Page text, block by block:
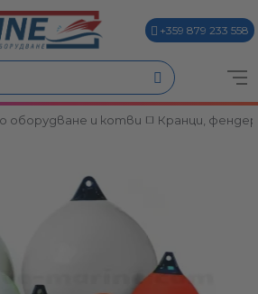
+359 879 233 558
оборудване и котви Кранци,